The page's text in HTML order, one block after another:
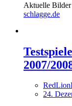
Aktuelle Bilder
schlagge.de
2007/
24.